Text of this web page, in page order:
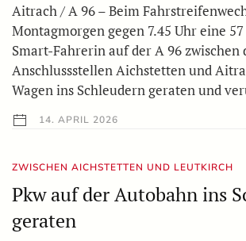
Aitrach / A 96 – Beim
Montagmorgen gegen 7.45 Uhr eine
Smart-Fahrerin auf der A 96 zwischen
Anschlussstellen Aichstetten und
Wagen ins Schleudern geraten und
14. APRIL 2026
ZWISCHEN AICHSTETTEN UND LEUTKIRCH
Pkw auf der Autobahn ins
geraten